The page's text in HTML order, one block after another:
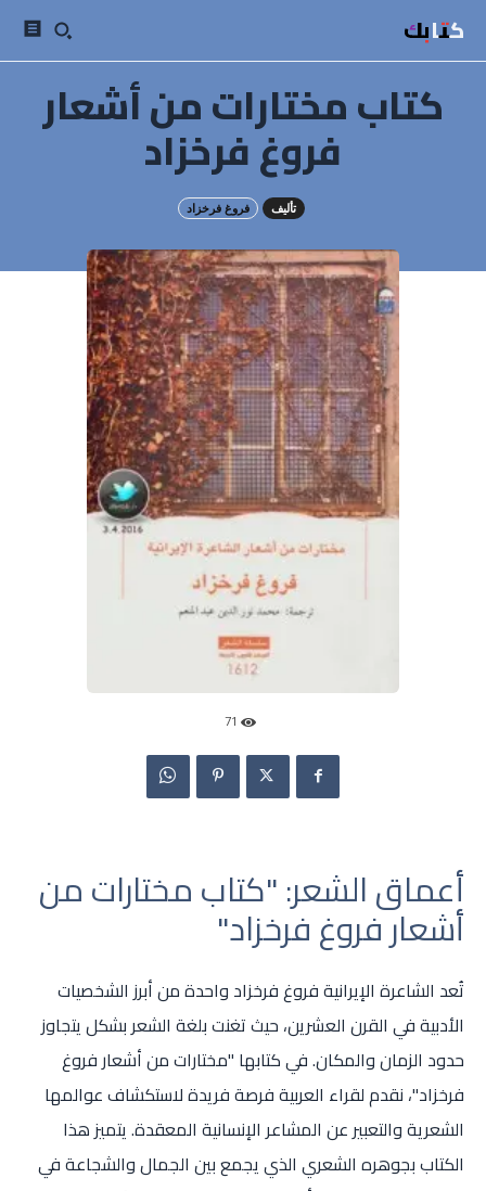
كتابك
كتاب مختارات من أشعار
فروغ فرخزاد
تأليف فروغ فرخزاد
71
أعماق الشعر: "كتاب مختارات من
أشعار فروغ فرخزاد"
تُعد الشاعرة الإيرانية فروغ فرخزاد واحدة من أبرز الشخصيات
الأدبية في القرن العشرين، حيث تغنت بلغة الشعر بشكل يتجاوز
حدود الزمان والمكان. في كتابها "مختارات من أشعار فروغ
فرخزاد"، نقدم لقراء العربية فرصة فريدة لاستكشاف عوالمها
الشعرية والتعبير عن المشاعر الإنسانية المعقدة. يتميز هذا
الكتاب بجوهره الشعري الذي يجمع بين الجمال والشجاعة في